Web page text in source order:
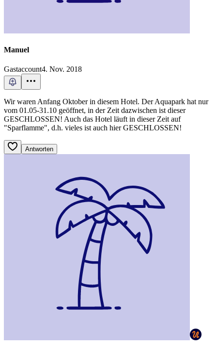
Manuel
Gastaccount4. Nov. 2018
Wir waren Anfang Oktober in diesem Hotel. Der Aquapark hat nur
vom 01.05-31.10 geöffnet, in der Zeit dazwischen ist dieser
GESCHLOSSEN! Auch das Hotel läuft in dieser Zeit auf
"Sparflamme", d.h. vieles ist auch hier GESCHLOSSEN!
Antworten